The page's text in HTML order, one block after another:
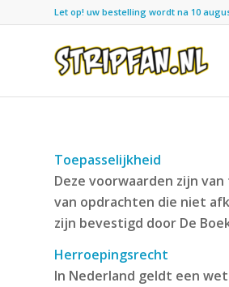
Let op! uw bestelling wordt na 10
Toepasselijkheid
Deze voorwaarden zijn
van opdrachten die niet
zijn bevestigd door De
Herroepingsrecht
In Nederland geldt een